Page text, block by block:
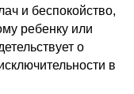
и беспокойство,
ребенку или
о
в